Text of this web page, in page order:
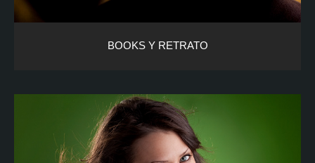
BOOKS Y RETRATO